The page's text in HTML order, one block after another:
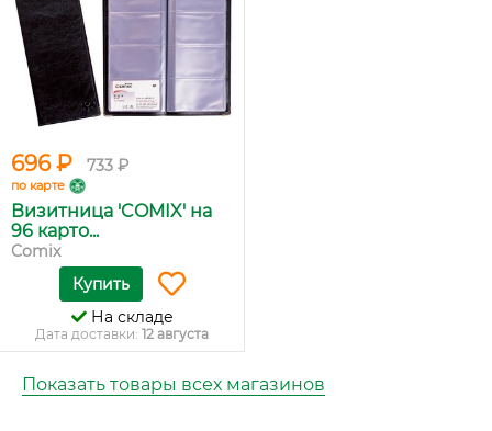
696 ₽ 733 ₽
по карте
Визитница 'COMIX' на
96 карто...
Comix
Купить
На складе
Дата доставки: 12 августа
Показать товары всех магазинов